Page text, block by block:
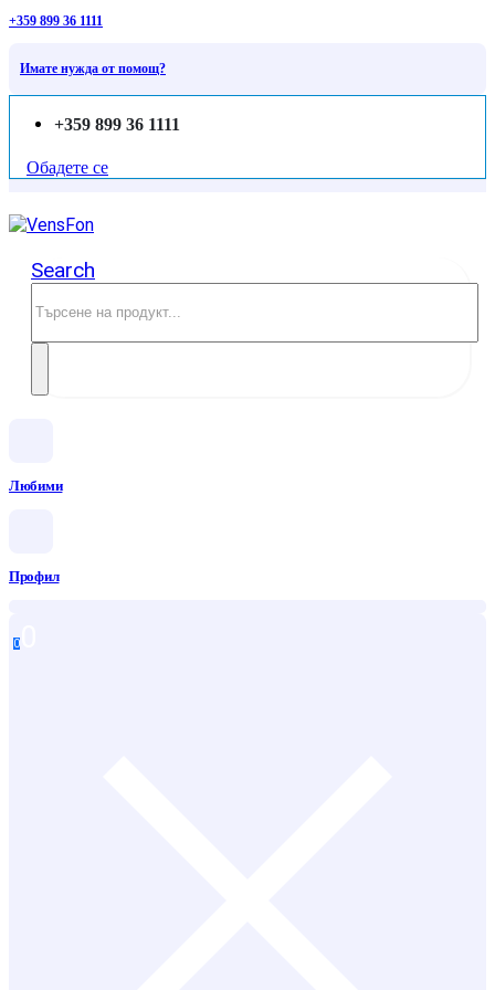
+359 899 36 1111
Имате нужда от помощ?
+359 899 36 1111
Обадете се
Search
Любими
Профил
0